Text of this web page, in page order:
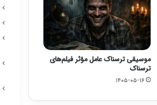
موسیقی ترسناک عامل مؤثر فیلم‌های
ترسناک
۱۴۰۵-۰۵-۱۶